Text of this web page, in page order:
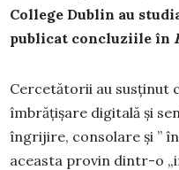
College Dublin au
publicat concluziile în
Cercetătorii au susținut
îmbrățișare digitală și
îngrijire, consolare și ”
aceasta provin dintr-o